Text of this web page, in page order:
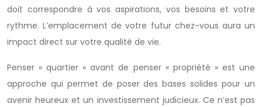
doit correspondre à vos aspirations, vos besoins et votre
rythme. L’emplacement de votre futur chez-vous aura un
impact direct sur votre qualité de vie.
Penser « quartier » avant de penser « propriété » est une
approche qui permet de poser des bases solides pour un
avenir heureux et un investissement judicieux. Ce n’est pas